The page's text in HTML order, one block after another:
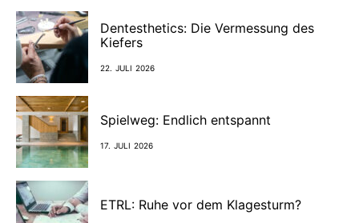
Dentesthetics: Die Vermessung des
Kiefers
22. JULI 2026
Spielweg: Endlich entspannt
17. JULI 2026
ETRL: Ruhe vor dem Klagesturm?